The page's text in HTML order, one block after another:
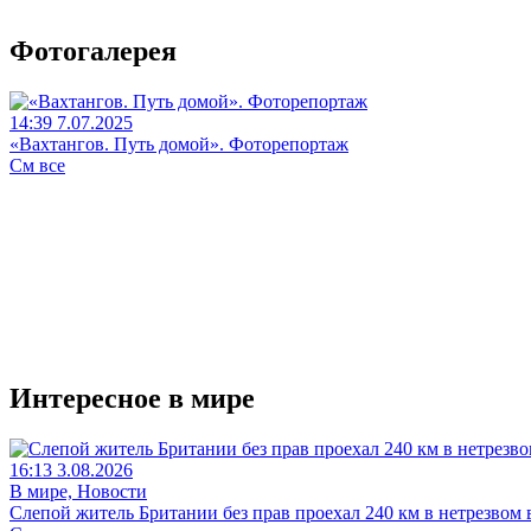
Фотогалерея
14:39 7.07.2025
«Вахтангов. Путь домой». Фоторепортаж
См все
Интересное в мире
16:13 3.08.2026
В мире, Новости
Слепой житель Британии без прав проехал 240 км в нетрезвом